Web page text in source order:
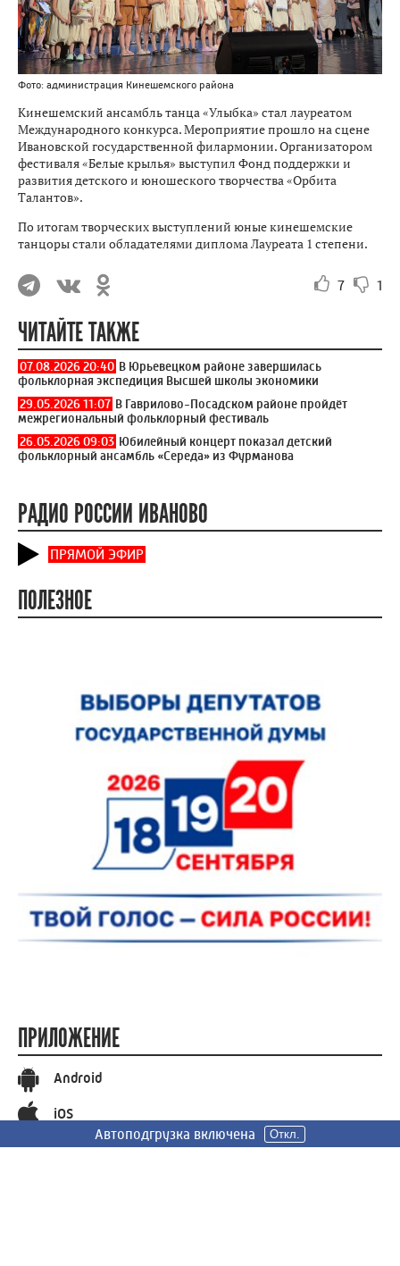
Фото: администрация Кинешемского района
Кинешемский ансамбль танца «Улыбка» стал лауреатом
Международного конкурса. Мероприятие прошло на сцене
Ивановской государственной филармонии. Организатором
фестиваля «Белые крылья» выступил Фонд поддержки и
развития детского и юношеского творчества «Орбита
Талантов».
По итогам творческих выступлений юные кинешемские
танцоры стали обладателями диплома Лауреата 1 степени.
7 1
ЧИТАЙТЕ ТАКЖЕ
07.08.2026 20:40 В Юрьевецком районе завершилась
фольклорная экспедиция Высшей школы экономики
29.05.2026 11:07 В Гаврилово-Посадском районе пройдёт
межрегиональный фольклорный фестиваль
26.05.2026 09:03 Юбилейный концерт показал детский
фольклорный ансамбль «Середа» из Фурманова
РАДИО РОССИИ ИВАНОВО
ПРЯМОЙ ЭФИР
ПОЛЕЗНОЕ
ПРИЛОЖЕНИЕ
Android
iOS
Автоподгрузка включена Откл.
Автоподгрузка включена Откл.
Автоподгрузка включена Откл.